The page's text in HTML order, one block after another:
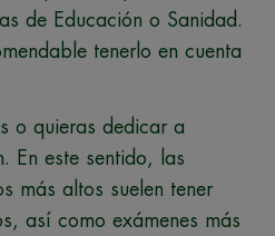
de Educación o Sanidad.
tenerlo en cuenta
o quieras dedicar a
En este sentido, las
más altos suelen tener
así como exámenes más